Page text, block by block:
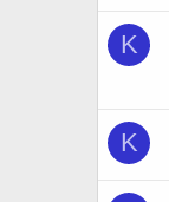
K
K